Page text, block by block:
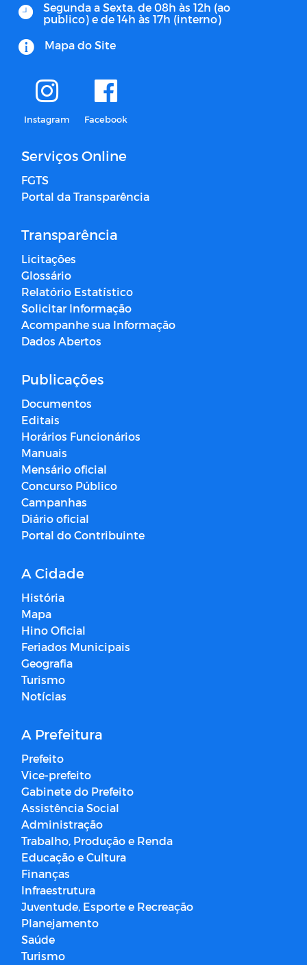
Segunda a Sexta, de 08h às 12h (ao
publico) e de 14h às 17h (interno)
Mapa do Site
Instagram Facebook
Serviços Online
FGTS
Portal da Transparência
Transparência
Licitações
Glossário
Relatório Estatístico
Solicitar Informação
Acompanhe sua Informação
Dados Abertos
Publicações
Documentos
Editais
Horários Funcionários
Manuais
Mensário oficial
Concurso Público
Campanhas
Diário oficial
Portal do Contribuinte
A Cidade
História
Mapa
Hino Oficial
Feriados Municipais
Geografia
Turismo
Notícias
A Prefeitura
Prefeito
Vice-prefeito
Gabinete do Prefeito
Assistência Social
Administração
Trabalho, Produção e Renda
Educação e Cultura
Finanças
Infraestrutura
Juventude, Esporte e Recreação
Planejamento
Saúde
Turismo